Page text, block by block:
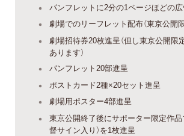
パンフレットに2分の1ページほどの
劇場でのリーフレット配布（東京公開限
劇場招待券20枚進呈（但し東京公開限
あります）
パンフレット20部進呈
ポストカード2種×20セット進呈
劇場用ポスター4部進呈
東京公開終了後にサポーター限定作品
督サイン入り）を1枚進呈